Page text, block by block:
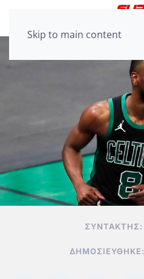
Skip to main content
ΣΥΝΤΆΚΤΗΣ:
ΔΗΜΟΣΙΕΎΘΗΚΕ: